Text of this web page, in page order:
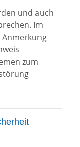
und auch
Im
Anmerkung
zum